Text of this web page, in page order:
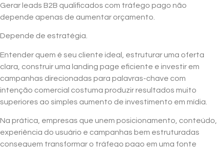
Gerar leads B2B qualificados com tráfego pago não
depende apenas de aumentar orçamento.
Depende de estratégia.
Entender quem é seu cliente ideal, estruturar uma oferta
clara, construir uma landing page eficiente e investir em
campanhas direcionadas para palavras-chave com
intenção comercial costuma produzir resultados muito
superiores ao simples aumento de investimento em mídia.
Na prática, empresas que unem posicionamento, conteúdo,
experiência do usuário e campanhas bem estruturadas
conseguem transformar o tráfego pago em uma fonte